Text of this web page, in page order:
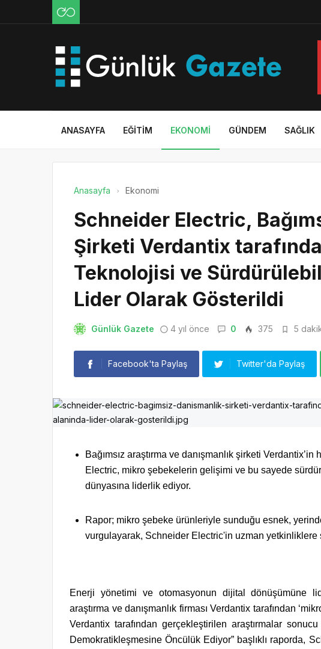
ANASAYFA EĞITIM EKONOMI GÜNDEM SAĞLIK
Anasayfa Ekonomi
Schneider Electric,
Şirketi Verdantix
Teknolojisi ve
Lider Olarak Gösterildi
Günlük Gazete 4 yıl önce 0 375 5
Facebook'ta Paylaş Twitter'da Paylaş
Bağımsız araştırma ve danışmanlık şirketi
Electric, mikro şebekelerin gelişimi ve bu sayede
dünyasına liderlik ediyor.
Rapor; mikro şebeke ürünleriyle sunduğu esnek,
vurgulayarak, Schneider Electric'in uzman yetkinliklere
Enerji yönetimi ve otomasyonun dijital dönüşümüne
araştırma ve danışmanlık firması Verdantix tarafından
Verdantix tarafından gerçekleştirilen araştırmalar
Demokratikleşmesine Öncülük Ediyor” başlıklı raporda,